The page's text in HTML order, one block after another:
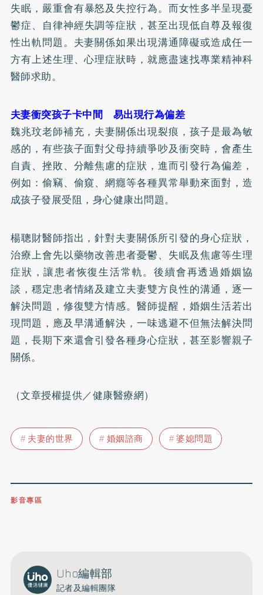
失眠 ，嚴重會有暴怒及失控行為。而女性多半呈現憂
鬱症、 自律神經失調等症狀，甚至出現低自尊及報復
性出軌問題。夫妻關係如果出現溝通障礙或造成任一
方有上述生理、心理症狀時，就應盡速找專業精神科
醫師求助。
夫妻衝突孩子卡中間 易出現行為偏差
魏兆玟老師補充，夫妻關係出現裂痕，孩子是最為敏
感的，有些孩子面對父母持續爭吵及衝突時，會產生
自責、挫敗、分離焦慮的症狀，進而引發行為偏差，
例如：偷竊、偷窺、網癮等各種異常舉動來面對，造
成孩子發展受阻，身心健康出問題。
楊聰財醫師指出，針對夫妻關係所引發的身心症狀，
治療上會先以藥物改善患者憂鬱、失眠及焦慮等生理
症狀，讓患者恢復生活常軌。後續會再透過婚姻協
談，穩定患者情緒及建立夫妻雙方良性的溝通，逐一
解決問題，修復雙方情感。醫師提醒，婚姻生活若出
現問題，應及早溝通解決，一味逃避不但無法解決問
題，長期下來還會引發各種身心症狀，甚至影響親子
關係。
（文章授權提供／健康醫療網）
夫妻的世界 婚姻諮商 婆媳問題
影音專區
Uho編輯部
記者及編輯團隊